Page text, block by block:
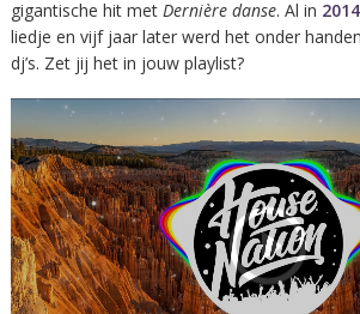
gigantische hit met Dernière danse. Al in 2014
liedje en vijf jaar later werd het onder
dj’s. Zet jij het in jouw playlist?